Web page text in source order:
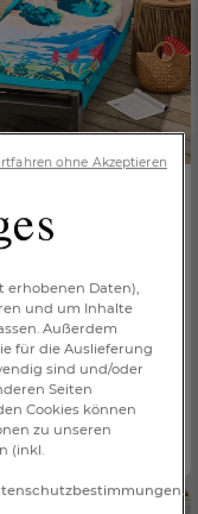
100x180cm
€ 79,- -30% € 55,30
HINZUFÜGEN
Mehr Infos
erhobenen Daten),
und um Inhalte
Außerdem
für die Auslieferung
sind und/oder
Seiten
Cookies können
zu unseren
(inkl.
ohne Akzeptieren